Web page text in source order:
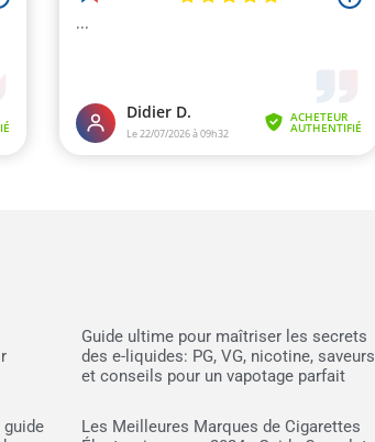
Guide ultime pour maîtriser les secrets
des e-liquides: PG, VG, nicotine, saveurs
et conseils pour un vapotage parfait
guide
Les Meilleures Marques de Cigarettes